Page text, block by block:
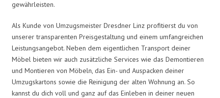
gewährleisten.
Als Kunde von Umzugsmeister Dresdner Linz profitierst du von
unserer transparenten Preisgestaltung und einem umfangreichen
Leistungsangebot. Neben dem eigentlichen Transport deiner
Möbel bieten wir auch zusätzliche Services wie das Demontieren
und Montieren von Möbeln, das Ein- und Auspacken deiner
Umzugskartons sowie die Reinigung der alten Wohnung an. So
kannst du dich voll und ganz auf das Einleben in deiner neuen